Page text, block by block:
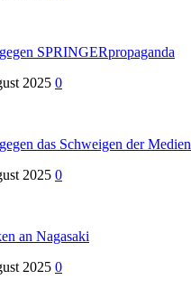
SPRINGERpropaganda
2025 0
das Schweigen der Medien
2025 0
an Nagasaki
2025 0